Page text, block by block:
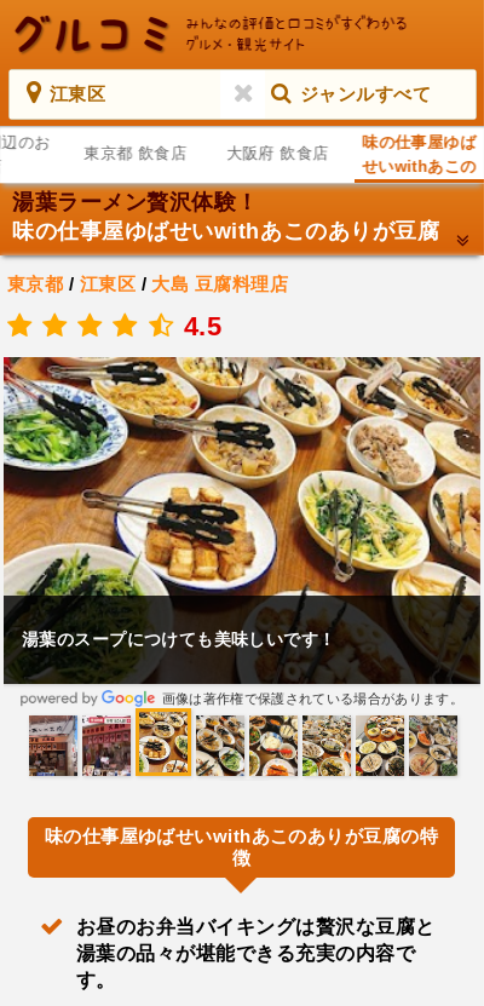
江東区 ジャンルすべて
のお
東京都 飲食店 大阪府 飲食店
味の仕事屋ゆば
せいwithあこの
ありが豆腐
湯葉ラーメン贅沢体験！
味の仕事屋ゆばせいwithあこのありが豆腐
東京都 / 江東区 / 大島 豆腐料理店
4.5
湯葉のスープにつけても美味しいです！
画像は著作権で保護されている場合があります。
味の仕事屋ゆばせいwithあこのありが豆腐の特
徴
お昼のお弁当バイキングは贅沢な豆腐と
湯葉の品々が堪能できる充実の内容で
す。